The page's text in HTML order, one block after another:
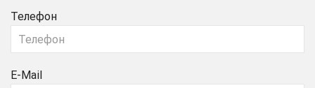
Телефон
E-Mail